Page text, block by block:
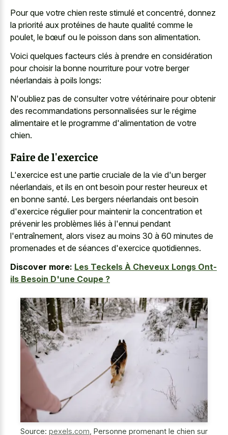
Pour que votre chien reste stimulé et concentré, donnez
la priorité aux protéines de haute qualité comme le
poulet, le bœuf ou le poisson dans son alimentation.
Voici quelques facteurs clés à prendre en considération
pour choisir la bonne nourriture pour votre berger
néerlandais à poils longs:
N'oubliez pas de consulter votre vétérinaire pour obtenir
des recommandations personnalisées sur le régime
alimentaire et le programme d'alimentation de votre
chien.
Faire de l'exercice
L'exercice est une partie cruciale de la vie d'un berger
néerlandais, et ils en ont besoin pour rester heureux et
en bonne santé. Les bergers néerlandais ont besoin
d'exercice régulier pour maintenir la concentration et
prévenir les problèmes liés à l'ennui pendant
l'entraînement, alors visez au moins 30 à 60 minutes de
promenades et de séances d'exercice quotidiennes.
Discover more: Les Teckels À Cheveux Longs Ont-
ils Besoin D'une Coupe ?
Source: pexels.com Personne promenant le chien sur